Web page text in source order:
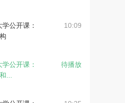
公开课：
10:09
公开课：
...
待播放